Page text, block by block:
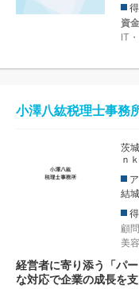
資
IT
小澤八紘税理士事務
茨
ｎ
結
顧
美容
経営者に寄り添う「パ
な対応で企業の成長を